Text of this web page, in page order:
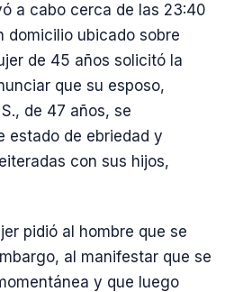
a cabo cerca de las 23:40
domicilio ubicado sobre
de 45 años solicitó la
que su esposo,
de 47 años, se
estado de ebriedad y
con sus hijos,
pidió al hombre que se
al manifestar que se
y que luego